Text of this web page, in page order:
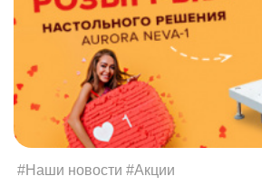
#Наши новости #Акции